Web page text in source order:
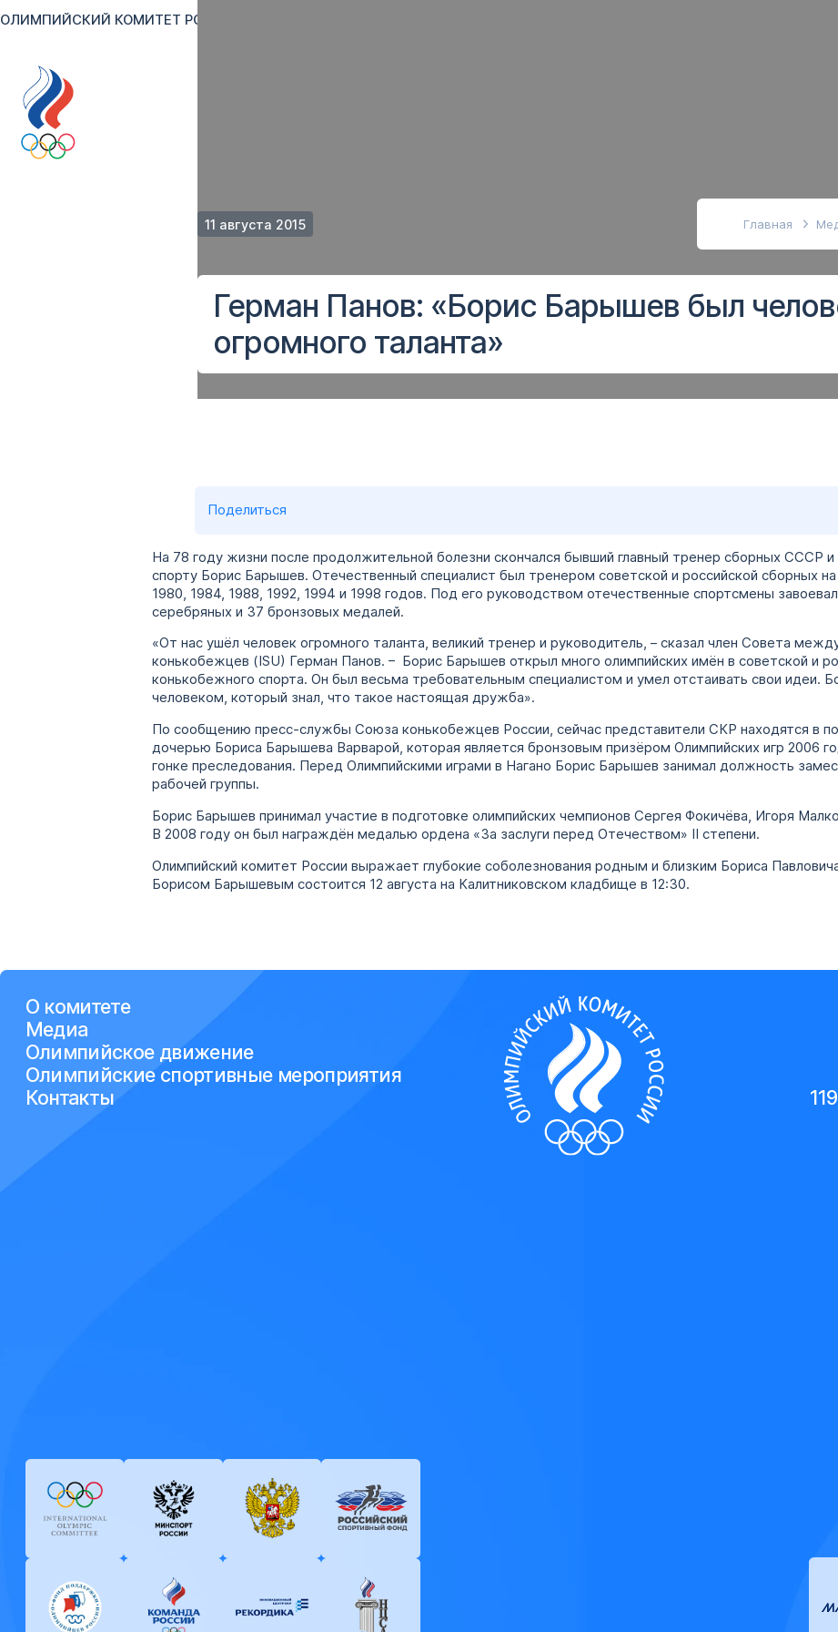
ОЛИМПИЙСКИЙ КОМИТЕТ РОССИИ
11 августа 2015 Главная
Герман Панов: «Борис Барышев был
огромного таланта»
Поделиться
На 78 году жизни после продолжительной болезни скончался бывший главный тренер сборных СССР
спорту Борис Барышев. Отечественный специалист был тренером советской и российской сборных на
1980, 1984, 1988, 1992, 1994 и 1998 годов. Под его руководством отечественные спортсмены
серебряных и 37 бронзовых медалей.
«От нас ушёл человек огромного таланта, великий тренер и руководитель, – сказал член Совета
конькобежцев (ISU) Герман Панов. – Борис Барышев открыл много олимпийских имён в советской и
конькобежного спорта. Он был весьма требовательным специалистом и умел отстаивать свои идеи.
человеком, который знал, что такое настоящая дружба».
По сообщению пресс-службы Союза конькобежцев России, сейчас представители СКР находятся в
дочерью Бориса Барышева Варварой, которая является бронзовым призёром Олимпийских игр 2006
гонке преследования. Перед Олимпийскими играми в Нагано Борис Барышев занимал должность
рабочей группы.
Борис Барышев принимал участие в подготовке олимпийских чемпионов Сергея Фокичёва, Игоря
В 2008 году он был награждён медалью ордена «За заслуги перед Отечеством» II степени.
Олимпийский комитет России выражает глубокие соболезнования родным и близким Бориса
Борисом Барышевым состоится 12 августа на Калитниковском кладбище в 12:30.
О комитете
Медиа
Олимпийское движение
Олимпийские спортивные мероприятия
Контакты